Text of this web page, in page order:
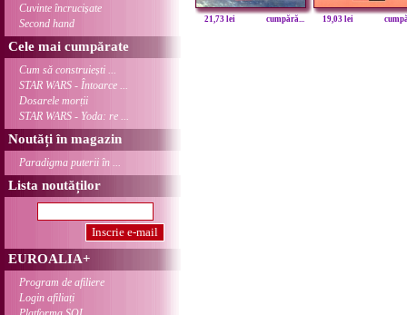
Cuvinte încrucișate
Second hand
Cele mai cumpărate
Cum să construiești ...
STAR WARS - Întoarce ...
Dosarele morții
STAR WARS - Yoda: re ...
Noutăți în magazin
Paradigma puterii în ...
Lista noutăților
EUROALIA+
Program de afiliere
Login afiliați
21,73 lei cumpără... 19,03 lei